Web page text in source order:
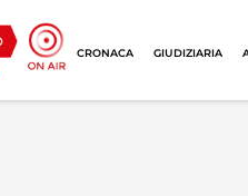
CRONACA GIUDIZIARIA